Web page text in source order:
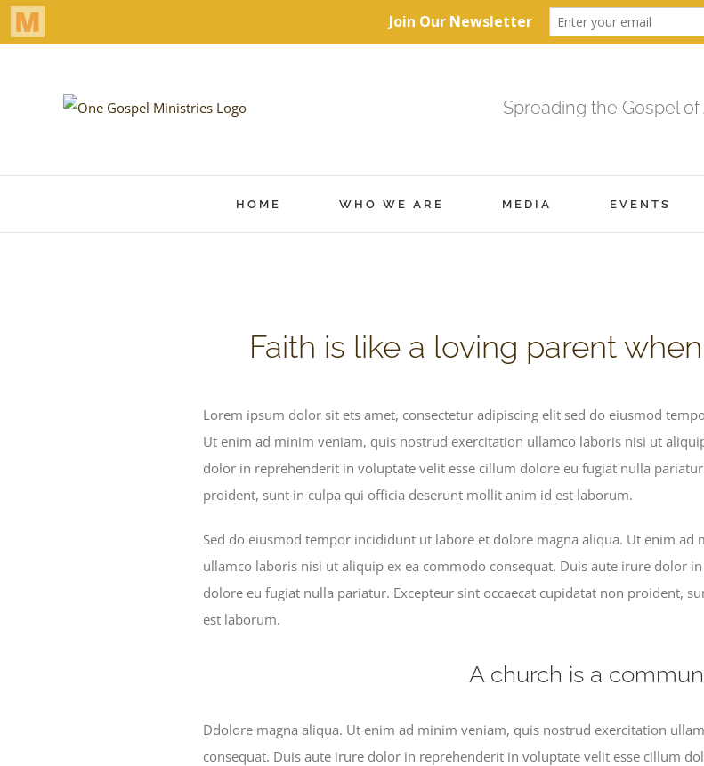
Spreading the Gospel
HOME WHO WE ARE MEDIA EVENTS
Faith is like a loving parent
Lorem ipsum dolor sit ets amet, consectetur adipiscing elit sed do eiusmod
Ut enim ad minim veniam, quis nostrud exercitation ullamco laboris nisi ut
dolor in reprehenderit in voluptate velit esse cillum dolore eu fugiat nulla
proident, sunt in culpa qui officia deserunt mollit anim id est laborum.
Sed do eiusmod tempor incididunt ut labore et dolore magna aliqua. Ut enim
ullamco laboris nisi ut aliquip ex ea commodo consequat. Duis aute irure dolor
dolore eu fugiat nulla pariatur. Excepteur sint occaecat cupidatat non proident,
est laborum.
A church is a
Ddolore magna aliqua. Ut enim ad minim veniam, quis nostrud exercitation
consequat. Duis aute irure dolor in reprehenderit in voluptate velit esse cillum